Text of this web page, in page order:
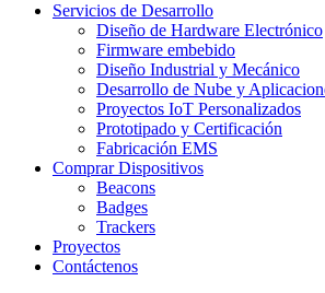
Servicios de Desarrollo
Diseño de Hardware Electrónico
Firmware embebido
Diseño Industrial y Mecánico
Desarrollo de Nube y
Proyectos IoT Personalizados
Prototipado y Certificación
Fabricación EMS
Comprar Dispositivos
Beacons
Badges
Trackers
Proyectos
Contáctenos